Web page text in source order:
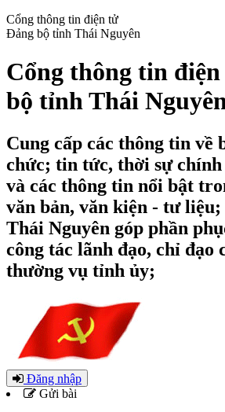
Cổng thông tin điện tử
Đảng bộ tỉnh Thái Nguyên
Cổng thông tin
bộ tỉnh Thái
Cung cấp các thông tin về
chức; tin tức, thời sự
và các thông tin nổi bật
văn bản, văn kiện - tư
Thái Nguyên góp phần
công tác lãnh đạo, chỉ đạo
thường vụ tỉnh ủy;
Đăng nhập
Gửi bài